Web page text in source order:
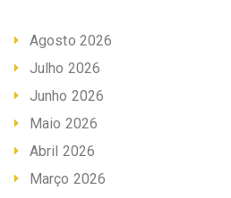
Agosto 2026
Julho 2026
Junho 2026
Maio 2026
Abril 2026
Março 2026